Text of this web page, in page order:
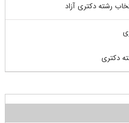
رشته دکتری آزاد
دکتری